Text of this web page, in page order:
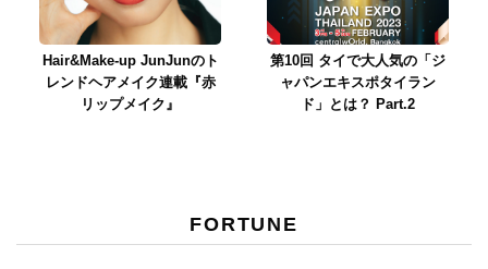
Hair&Make-up JunJunのト
レンドヘアメイク連載『赤
リップメイク』
第10回 タイで大人気の「ジ
ャパンエキスポタイラン
ド」とは？ Part.2
FORTUNE